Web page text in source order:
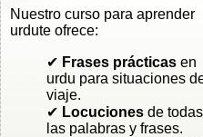
Nuestro curso para aprender
urdute ofrece:
✔ Frases prácticas en
urdu para situaciones
viaje.
✔ Locuciones de todas
las palabras y frases.